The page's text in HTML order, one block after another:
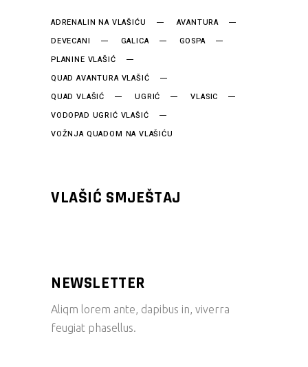
ADRENALIN NA VLAŠIĆU
AVANTURA
DEVECANI
GALICA
GOSPA
PLANINE VLAŠIĆ
QUAD AVANTURA VLAŠIĆ
QUAD VLAŠIĆ
UGRIĆ
VLASIC
VODOPAD UGRIĆ VLAŠIĆ
VOŽNJA QUADOM NA VLAŠIĆU
VLAŠIĆ SMJEŠTAJ
NEWSLETTER
Aliqm lorem ante, dapibus in, viverra
feugiat phasellus.